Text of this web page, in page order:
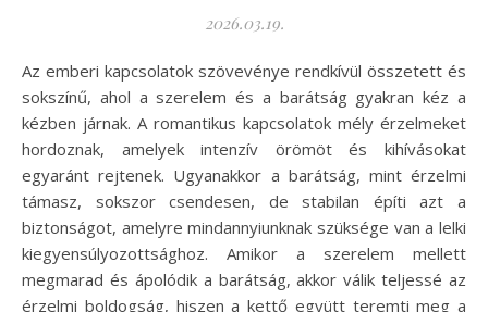
2026.03.19.
Az emberi kapcsolatok szövevénye rendkívül összetett és
sokszínű, ahol a szerelem és a barátság gyakran kéz a
kézben járnak. A romantikus kapcsolatok mély érzelmeket
hordoznak, amelyek intenzív örömöt és kihívásokat
egyaránt rejtenek. Ugyanakkor a barátság, mint érzelmi
támasz, sokszor csendesen, de stabilan építi azt a
biztonságot, amelyre mindannyiunknak szüksége van a lelki
kiegyensúlyozottsághoz. Amikor a szerelem mellett
megmarad és ápolódik a barátság, akkor válik teljessé az
érzelmi boldogság, hiszen a kettő együtt teremti meg a